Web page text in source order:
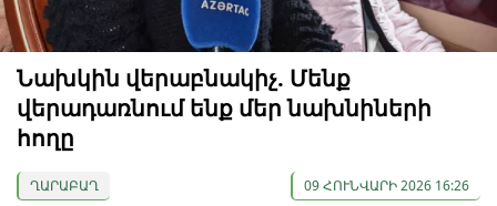
Նախկին վերաբնակիչ. Մենք
վերադառնում ենք մեր նախնիների
հողը
ՂԱՐԱԲԱՂ 09 ՀՈՒՆՎԱՐԻ 2026 16:26